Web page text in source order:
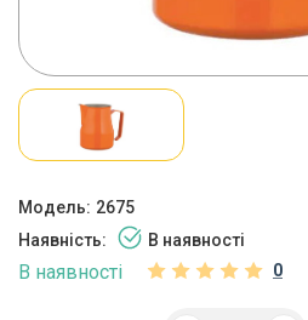
Модель: 2675
Наявність:
В наявності
В наявності 0